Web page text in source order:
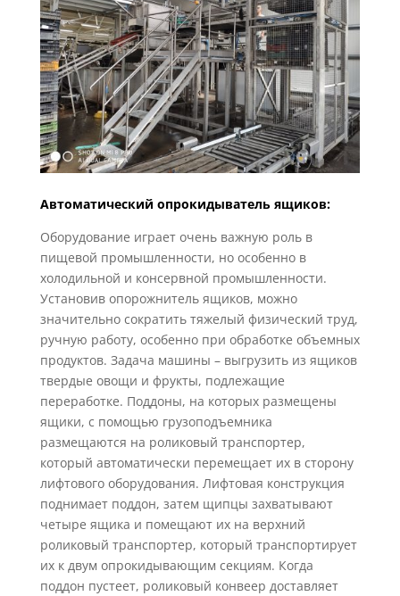
Автоматический опрокидыватель ящиков:
Оборудование играет очень важную роль в
пищевой промышленности, но особенно в
холодильной и консервной промышленности.
Установив опорожнитель ящиков, можно
значительно сократить тяжелый физический труд,
ручную работу, особенно при обработке объемных
продуктов. Задача машины – выгрузить из ящиков
твердые овощи и фрукты, подлежащие
переработке. Поддоны, на которых размещены
ящики, с помощью грузоподъемника
размещаются на роликовый транспортер,
который автоматически перемещает их в сторону
лифтового оборудования. Лифтовая конструкция
поднимает поддон, затем щипцы захватывают
четыре ящика и помещают их на верхний
роликовый транспортер, который транспортирует
их к двум опрокидывающим секциям. Когда
поддон пустеет, роликовый конвеер доставляет